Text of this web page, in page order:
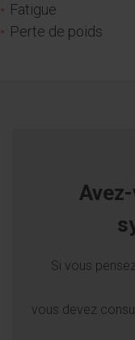
Fatigue
Perte de poids
Si vous
vous devez